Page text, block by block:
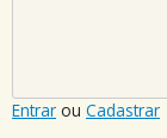
Entrar ou Cadastrar